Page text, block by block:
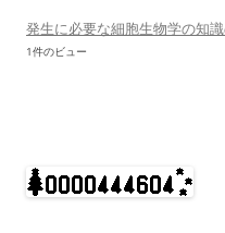
発生に必要な細胞生物学の知
1件のビュー